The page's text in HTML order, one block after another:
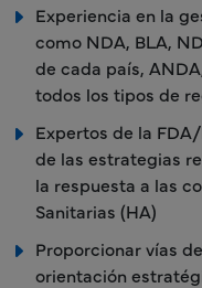
Experiencia en la
como NDA, BLA,
de cada país,
todos los tipos de
Expertos de la
de las estrategias
la respuesta a las
Sanitarias (HA)
Proporcionar vías
orientación